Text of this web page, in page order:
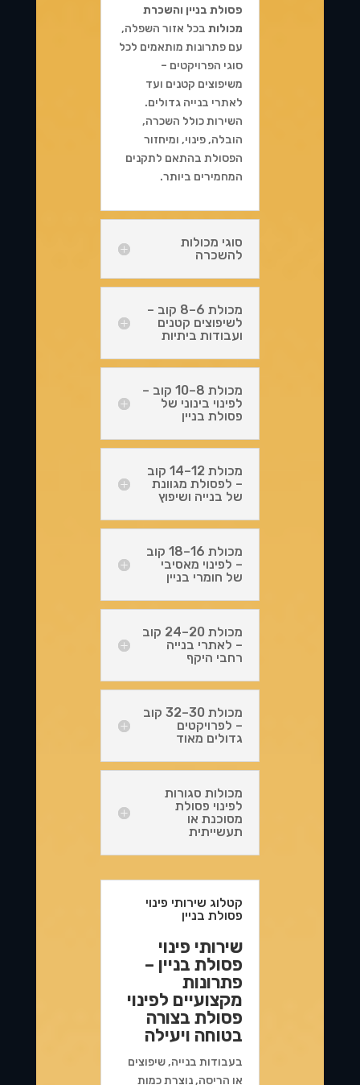
פסולת בניין והשכרת
מכולותבכל אזור השפלה,
עם פתרונות מותאמים לכל
סוגי הפרויקטים –
משיפוצים קטנים ועד
לאתרי בנייה גדולים.
השירות כולל השכרה,
הובלה, פינוי, ומיחזור
הפסולת בהתאם לתקנים
המחמירים ביותר.
סוגי מכולות
להשכרה
מכולת 6–8 קוב –
לשיפוצים קטנים
ועבודות ביתיות
מכולת 8–10 קוב –
לפינוי בינוני של
פסולת בניין
מכולת 12–14 קוב
– לפסולת מגוונת
של בנייה ושיפוץ
מכולת 16–18 קוב
– לפינוי מאסיבי
של חומרי בניין
מכולת 20–24 קוב
– לאתרי בנייה
רחבי היקף
מכולת 30–32 קוב
– לפרויקטים
גדולים מאוד
מכולות סגורות
לפינוי פסולת
מסוכנת או
תעשייתית
קטלוג שירותי פינוי
פסולת בניין
שירותי פינוי
פסולת בניין –
פתרונות
מקצועיים לפינוי
פסולת בצורה
בטוחה ויעילה
בעבודות בנייה, שיפוצים
או הריסה, נוצרת כמות